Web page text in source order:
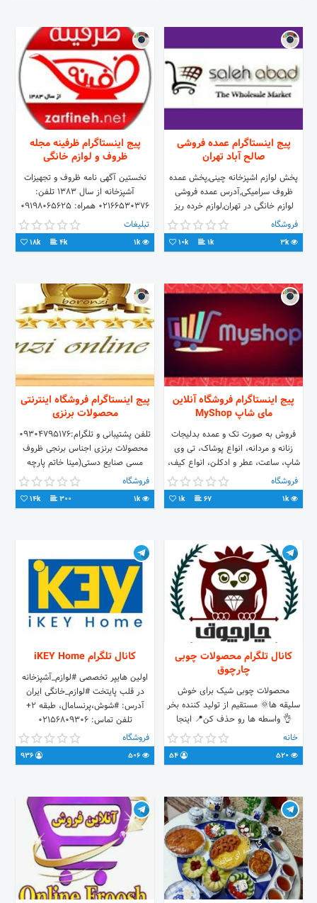
پیج اینستاگرام عمده فروشی
صالح آباد تهران
پخش لوازم اشپزخانه چینی,پخش عمده
ظروف سرامیکی,آدرس عمده فروشی
لوازم خانگی در تهران,لوازم خرده ریز
آشپزخانه,پخش لوازم آشپزخانه,عمده
فروشی ظروف سرامیکی,فروش عمده
لوازم دکوری,لیست عمده فروشان لوازم
فروشگاه
3k
1k
10k
پیج اینستاگرام ظرفینه مجله
ظروف و لوازم خانگی
نخستین آگهی نامه ظروف و تجهیزات
آشپزخانه از سال ۱۳۸۳ تلفن:
۰۲۱۶۶۵۳۰۳۷۶ همراه: ۰۹۱۹۸۰۶۵۶۲۵
www.zarfineh.net آگهی نامه تلگرامی
ظرفینه ⬇ ⬇ ⬇ ⬇ ⬇
تبلیغات
1k
4k
18k
پیج اینستاگرام فروشگاه آنلاین
مای شاپ MyShop
فروش به صورت تک و عمده بدلیجات
زنانه و مردانه، انواع پوشاک، تی وی
شاپ، ساعت، عطر و ادکلن، انواع کیف،
عینک آفتابی، لوازم خانگی و... ارسال به
تمام نقاط ایران.
فروشگاه
1k
67
1k
پیج اینستاگرام فروشگاه اینترنتی
محصولات برنزی
تلفن پشتیبانی و تلگرام:۰۹۳۰۴۷۹۵۱۷۶
محصولات برنزی اجناس برنجی ظروف
مسی صنایع دستی(مینا خاتم پارچه
قلمکار) قابلمه مسی میوه خوری برنزی
سماور برنجی ظروف برنجی تزیینات
داخلی منزل
فروشگاه
1k
300
14k
کانال تلگرام محصولات چوبی
چارچوق
محصولات چوبی شیک برای خوش
سلیقه ها🌞 مستقیم از تولید کننده بخر
👌 واسطه ها رو حذف کن📍 اینجا
محصولات چوبی با عشق تولید میشن❤️
🪵 ضمانت بازگشت كالا 🌀 برای
سفارش و موجودی با ادمين در ارتباط
خانه
کانال تلگرام iKEY Home
اولین هایپر تخصصی #لوازم_آشپزخانه
در قلب پايتخت #لوازم_خانگی ایران
آدرس: #شوش،پرنسامال، طبقه ۲+
تلفن تماس: ۰۲۱۵۶۸۰۹۳۰۶
۰۲۱۵۶۸۰۹۳۰۷ برای مشاوره:
@iKEY_Home
فروشگاه